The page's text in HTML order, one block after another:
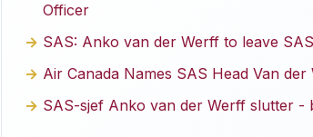
Officer
SAS: Anko van der Werff to leave
Air Canada Names SAS Head Van der
SAS-sjef Anko van der Werff slutter -